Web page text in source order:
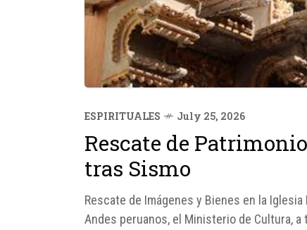
ESPIRITUALES July 25, 2026
Rescate de
tras Sismo
Rescate de Imágenes y Bienes en la
Andes peruanos, el Ministerio de Cultura,